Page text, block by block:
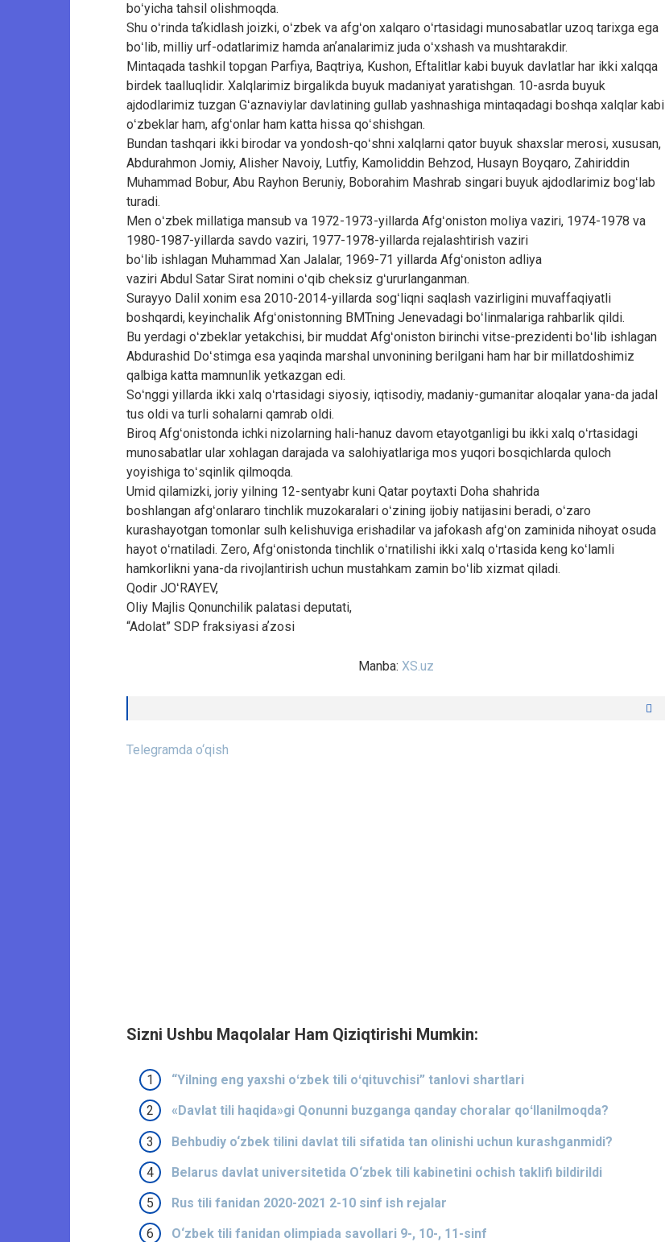
boʻyicha tahsil olishmoqda.
Shu oʻrinda taʼkidlash joizki, oʻzbek va afgʻon xalqaro oʻrtasidagi munosabatlar uzoq tarixga ega
boʻlib, milliy urf-odatlarimiz hamda anʼanalarimiz juda oʻxshash va mushtarakdir.
Mintaqada tashkil topgan Parfiya, Baqtriya, Kushon, Eftalitlar kabi buyuk davlatlar har ikki xalqqa
birdek taalluqlidir. Xalqlarimiz birgalikda buyuk madaniyat yaratishgan. 10-asrda buyuk
ajdodlarimiz tuzgan Gʻaznaviylar davlatining gullab yashnashiga mintaqadagi boshqa xalqlar kabi
oʻzbeklar ham, afgʻonlar ham katta hissa qoʻshishgan.
Bundan tashqari ikki birodar va yondosh-qoʻshni xalqlarni qator buyuk shaxslar merosi, xususan,
Abdurahmon Jomiy, Alisher Navoiy, Lutfiy, Kamoliddin Behzod, Husayn Boyqaro, Zahiriddin
Muhammad Bobur, Abu Rayhon Beruniy, Boborahim Mashrab singari buyuk ajdodlarimiz bogʻlab
turadi.
Men oʻzbek millatiga mansub va 1972-1973-yillarda Afgʻoniston moliya vaziri, 1974-1978 va
1980-1987-yillarda savdo vaziri, 1977-1978-yillarda rejalashtirish vaziri
boʻlib ishlagan Muhammad Xan Jalalar, 1969-71 yillarda Afgʻoniston adliya
vaziri Abdul Satar Sirat nomini oʻqib cheksiz gʻururlanganman.
Surayyo Dalil xonim esa 2010-2014-yillarda sogʻliqni saqlash vazirligini muvaffaqiyatli
boshqardi, keyinchalik Afgʻonistonning BMTning Jenevadagi boʻlinmalariga rahbarlik qildi.
Bu yerdagi oʻzbeklar yetakchisi, bir muddat Afgʻoniston birinchi vitse-prezidenti boʻlib ishlagan
Abdurashid Doʻstimga esa yaqinda marshal unvonining berilgani ham har bir millatdoshimiz
qalbiga katta mamnunlik yetkazgan edi.
Soʻnggi yillarda ikki xalq oʻrtasidagi siyosiy, iqtisodiy, madaniy-gumanitar aloqalar yana-da jadal
tus oldi va turli sohalarni qamrab oldi.
Biroq Afgʻonistonda ichki nizolarning hali-hanuz davom etayotganligi bu ikki xalq oʻrtasidagi
munosabatlar ular xohlagan darajada va salohiyatlariga mos yuqori bosqichlarda quloch
yoyishiga toʻsqinlik qilmoqda.
Umid qilamizki, joriy yilning 12-sentyabr kuni Qatar poytaxti Doha shahrida
boshlangan afgʻonlararo tinchlik muzokaralari oʻzining ijobiy natijasini beradi, oʻzaro
kurashayotgan tomonlar sulh kelishuviga erishadilar va jafokash afgʻon zaminida nihoyat osuda
hayot oʻrnatiladi. Zero, Afgʻonistonda tinchlik oʻrnatilishi ikki xalq oʻrtasida keng koʻlamli
hamkorlikni yana-da rivojlantirish uchun mustahkam zamin boʻlib xizmat qiladi.
Qodir JOʻRAYEV,
Oliy Majlis Qonunchilik palatasi deputati,
“Adolat” SDP fraksiyasi aʼzosi
Manba: XS.uz
Telegramda o‘qish
Sizni Ushbu Maqolalar Ham Qiziqtirishi Mumkin:
“Yilning eng yaxshi oʻzbek tili oʻqituvchisi” tanlovi shartlari
«Davlat tili haqida»gi Qonunni buzganga qanday choralar qoʻllanilmoqda?
Behbudiy o‘zbek tilini davlat tili sifatida tan olinishi uchun kurashganmidi?
Belarus davlat universitetida O‘zbek tili kabinetini ochish taklifi bildirildi
Rus tili fanidan 2020-2021 2-10 sinf ish rejalar
O‘zbek tili fanidan olimpiada savollari 9-, 10-, 11-sinf